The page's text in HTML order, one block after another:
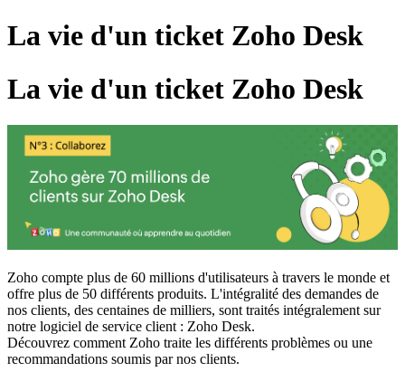
La vie d'un ticket Zoho Desk
La vie d'un ticket Zoho Desk
Zoho compte plus de 60 millions d'utilisateurs à travers le monde et
offre plus de 50 différents produits. L'intégralité des demandes de
nos clients, des centaines de milliers, sont traités intégralement sur
notre logiciel de service client : Zoho Desk.
Découvrez comment Zoho traite les différents problèmes ou une
recommandations soumis par nos clients.